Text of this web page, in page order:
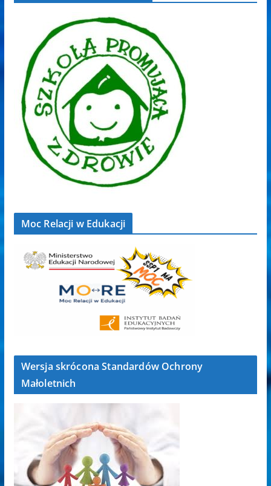
Moc Relacji w Edukacji
Wersja skrócona Standardów Ochrony
Małoletnich